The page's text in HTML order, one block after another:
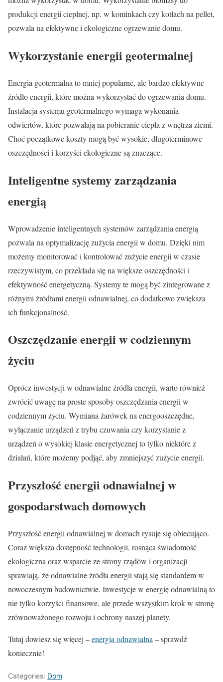
produkcji energii cieplnej, np. w kominkach czy kotłach na pellet,
pozwala na efektywne i ekologiczne ogrzewanie domu.
Wykorzystanie energii geotermalnej
Energia geotermalna to mniej popularne, ale bardzo efektywne
źródło energii, które można wykorzystać do ogrzewania domu.
Instalacja systemu geotermalnego wymaga wykonania
odwiertów, które pozwalają na pobieranie ciepła z wnętrza ziemi.
Choć początkowe koszty mogą być wysokie, długoterminowe
oszczędności i korzyści ekologiczne są znaczące.
Inteligentne systemy zarządzania
energią
Wprowadzenie inteligentnych systemów zarządzania energią
pozwala na optymalizację zużycia energii w domu. Dzięki nim
możemy monitorować i kontrolować zużycie energii w czasie
rzeczywistym, co przekłada się na większe oszczędności i
efektywność energetyczną. Systemy te mogą być zintegrowane z
różnymi źródłami energii odnawialnej, co dodatkowo zwiększa
ich funkcjonalność.
Oszczędzanie energii w codziennym
życiu
Oprócz inwestycji w odnawialne źródła energii, warto również
zwrócić uwagę na proste sposoby oszczędzania energii w
codziennym życiu. Wymiana żarówek na energooszczędne,
wyłączanie urządzeń z trybu czuwania czy korzystanie z
urządzeń o wysokiej klasie energetycznej to tylko niektóre z
działań, które możemy podjąć, aby zmniejszyć zużycie energii.
Przyszłość energii odnawialnej w
gospodarstwach domowych
Przyszłość energii odnawialnej w domach rysuje się obiecująco.
Coraz większa dostępność technologii, rosnąca świadomość
ekologiczna oraz wsparcie ze strony rządów i organizacji
sprawiają, że odnawialne źródła energii stają się standardem w
nowoczesnym budownictwie. Inwestycje w energię odnawialną to
nie tylko korzyści finansowe, ale przede wszystkim krok w stronę
zrównoważonego rozwoju i ochrony naszej planety.
Tutaj dowiesz się więcej –energia odnawialna – sprawdź
koniecznie!
Categories: Dom